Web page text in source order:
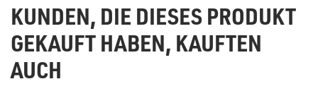
KUNDEN, DIE DIESES PRODUKT
GEKAUFT HABEN, KAUFTEN
AUCH